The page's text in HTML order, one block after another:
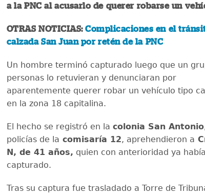
a la PNC al acusarlo de querer robarse un
OTRAS NOTICIAS:Complicaciones en el
calzada San Juan por retén de la PNC
Un hombre terminó capturado luego que un
personas lo retuvieran y denunciaran por
aparentemente querer robar un vehículo tipo
en la zona 18 capitalina.
El hecho se registró en la colonia San Antonio
policías de la comisaría 12, aprehendieron a
N, de 41 años, quien con anterioridad ya
capturado.
Tras su captura fue trasladado a Torre de